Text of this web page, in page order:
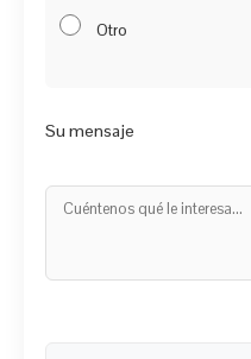
Otro
Su mensaje